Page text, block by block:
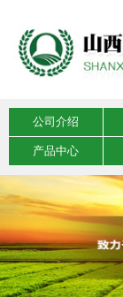
公司介绍
产品中心